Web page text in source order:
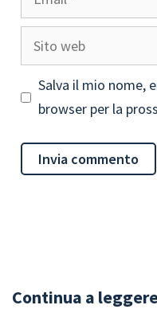
Sito
web
Salva il mio nome,
browser per la
Continua a